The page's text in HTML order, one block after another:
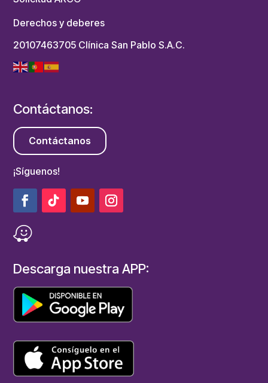
Derechos y deberes
20107463705 Clínica San Pablo S.A.C.
Contáctanos:
Contáctanos
¡Síguenos!
Descarga nuestra APP: